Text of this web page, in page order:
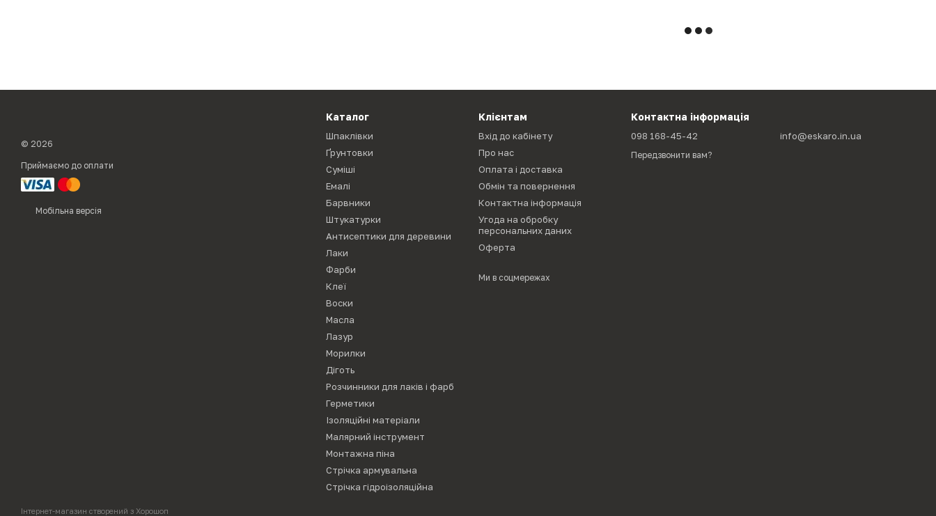
© 2026
Приймаємо до оплати
Мобільна версія
Інтернет-магазин створений з Хорошоп
Каталог
Шпаклівки
Ґрунтовки
Суміші
Емалі
Барвники
Штукатурки
Антисептики для деревини
Лаки
Фарби
Клеї
Воски
Масла
Лазур
Морилки
Діготь
Розчинники для лаків і фарб
Герметики
Ізоляційні матеріали
Малярний інструмент
Монтажна піна
Стрічка армувальна
Стрічка гідроізоляційна
Клієнтам
Вхід до кабінету
Про нас
Оплата і доставка
Обмін та повернення
Контактна інформація
Угода на обробку
персональних даних
Оферта
Ми в соцмережах
Контактна інформація
098 168-45-42
Передзвонити вам?
info@eskaro.in.ua